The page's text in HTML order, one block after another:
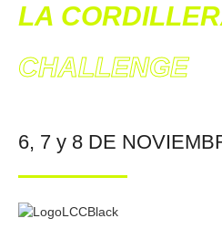
LA
CHALLENGE
6, 7 y 8 DE